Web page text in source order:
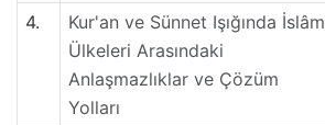
4.
Kur'an ve Sünnet Işığında İslâm
Ülkeleri Arasındaki
Anlaşmazlıklar ve Çözüm
Yolları